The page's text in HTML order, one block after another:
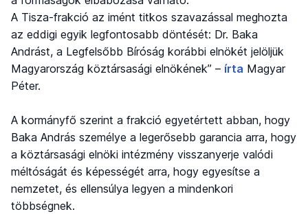
A Tisza-frakció az imént titkos szavazással meghozta
az eddigi egyik legfontosabb döntését: Dr. Baka
Andrást, a Legfelsőbb Bíróság korábbi elnökét jelöljük
Magyarország köztársasági elnökének” – írta Magyar
Péter.
A kormányfő szerint a frakció egyetértett abban, hogy
Baka András személye a legerősebb garancia arra, hogy
a köztársasági elnöki intézmény visszanyerje valódi
méltóságát és képességét arra, hogy egyesítse a
nemzetet, és ellensúlya legyen a mindenkori
többségnek.